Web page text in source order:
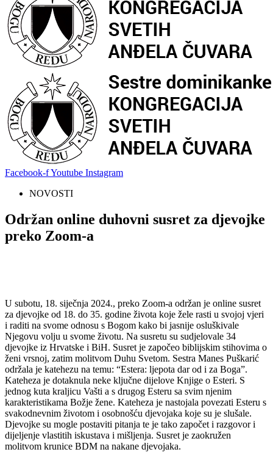
Facebook-fYoutube Instagram
NOVOSTI
Održan online duhovni susret za djevojke
preko Zoom-a
U subotu, 18. siječnja 2024., preko Zoom-a održan je online susret
za djevojke od 18. do 35. godine života koje žele rasti u svojoj vjeri
i raditi na svome odnosu s Bogom kako bi jasnije osluškivale
Njegovu volju u svome životu. Na susretu su sudjelovale 34
djevojke iz Hrvatske i BiH. Susret je započeo biblijskim stihovima o
ženi vrsnoj, zatim molitvom Duhu Svetom. Sestra Manes Puškarić
održala je katehezu na temu: “Estera: ljepota dar od i za Boga”.
Kateheza je dotaknula neke ključne dijelove Knjige o Esteri. S
jednog kuta kraljicu Vašti a s drugog Esteru sa svim njenim
karakteristikama Božje žene. Kateheza je nastojala povezati Esteru s
svakodnevnim životom i osobnošću djevojaka koje su je slušale.
Djevojke su mogle postaviti pitanja te je tako započet i razgovor i
dijeljenje vlastitih iskustava i mišljenja. Susret je zaokružen
molitvom krunice BDM na nakane djevojaka.